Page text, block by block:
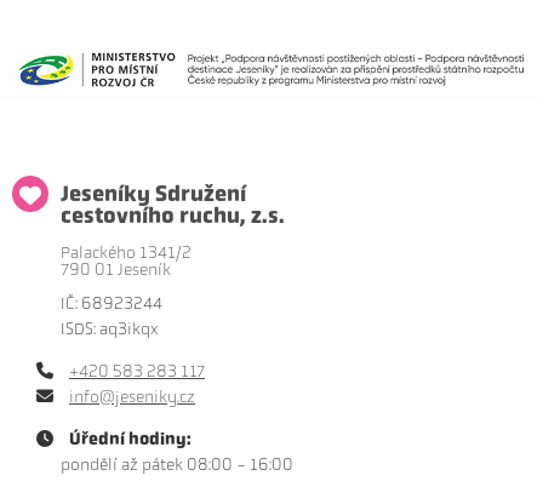
Jeseníky Sdružení
cestovního ruchu, z.s.
Palackého 1341/2
790 01 Jeseník
IČ: 68923244
ISDS: aq3ikqx
+420 583 283 117
info@jeseniky.cz
Úřední hodiny:
pondělí až pátek 08:00 - 16:00